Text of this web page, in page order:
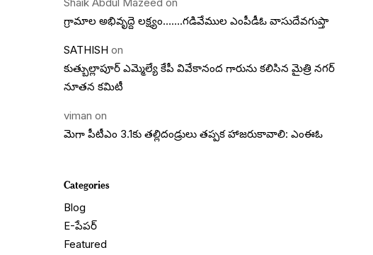
గ్రామాల అభివృద్దె లక్ష్యం…….గడివేముల ఎంపీడీఓ వాసుదేవగుప్తా
SATHISH on
కుత్బుల్లాపూర్ ఎమ్మెల్యే కేపీ వివేకానంద గారును కలిసిన మైత్రి నగర్
నూతన కమిటీ
viman on
మెగా పీటీఎం 3.1కు తల్లిదండ్రులు తప్పక హాజరుకావాలి: ఎంఈఓ
Categories
Blog
E-పేపర్
Featured